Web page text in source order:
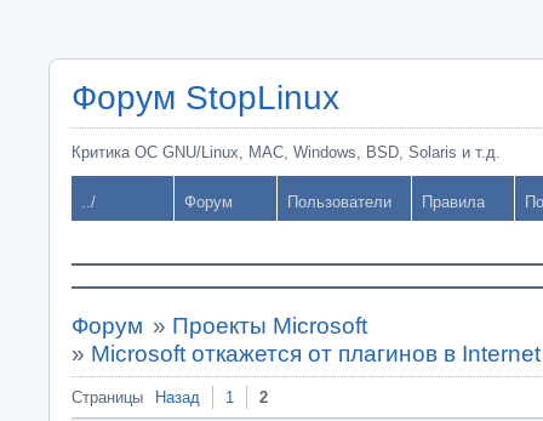
Форум StopLinux
Критика ОС GNU/Linux, MAC, Windows, BSD, Solaris и т.д.
../ Форум Пользователи Правила
Форум » Проекты Microsoft
» Microsoft откажется от плагинов в
Страницы Назад 1 2